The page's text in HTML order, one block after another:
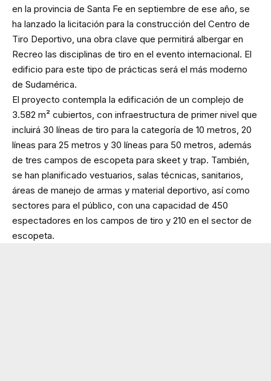
en la provincia de Santa Fe en septiembre de ese año, se
ha lanzado la licitación para la construcción del Centro de
Tiro Deportivo, una obra clave que permitirá albergar en
Recreo las disciplinas de tiro en el evento internacional. El
edificio para este tipo de prácticas será el más moderno
de Sudamérica.
El proyecto contempla la edificación de un complejo de
3.582 m² cubiertos, con infraestructura de primer nivel que
incluirá 30 líneas de tiro para la categoría de 10 metros, 20
líneas para 25 metros y 30 líneas para 50 metros, además
de tres campos de escopeta para skeet y trap. También,
se han planificado vestuarios, salas técnicas, sanitarios,
áreas de manejo de armas y material deportivo, así como
sectores para el público, con una capacidad de 450
espectadores en los campos de tiro y 210 en el sector de
escopeta.